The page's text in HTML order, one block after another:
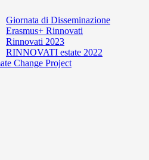
Giornata di Disseminazione
Erasmus+ Rinnovati
Rinnovati 2023
RINNOVATI estate 2022
Change Project